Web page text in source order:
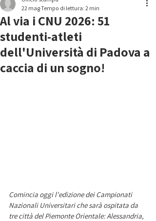
Al via i CNU 2026: 51
studenti-atleti
dell'Università di Padova a
caccia di un sogno!
22 magTempo di lettura: 2 min
Comincia oggi l'edizione dei Campionati
Nazionali Universitari che sarà ospitata da
tre città del Piemonte Orientale: Alessandria,